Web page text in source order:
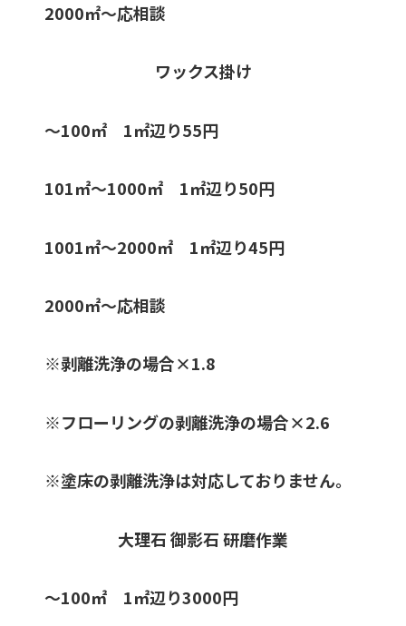
2000㎡〜応相談
ワックス掛け
〜100㎡ 1㎡辺り55円
101㎡〜1000㎡ 1㎡辺り50円
1001㎡〜2000㎡ 1㎡辺り45円
2000㎡〜応相談
※剥離洗浄の場合×1.8
※フローリングの剥離洗浄の場合×2.6
※塗床の剥離洗浄は対応しておりません。
大理石 御影石 研磨作業
〜100㎡ 1㎡辺り3000円